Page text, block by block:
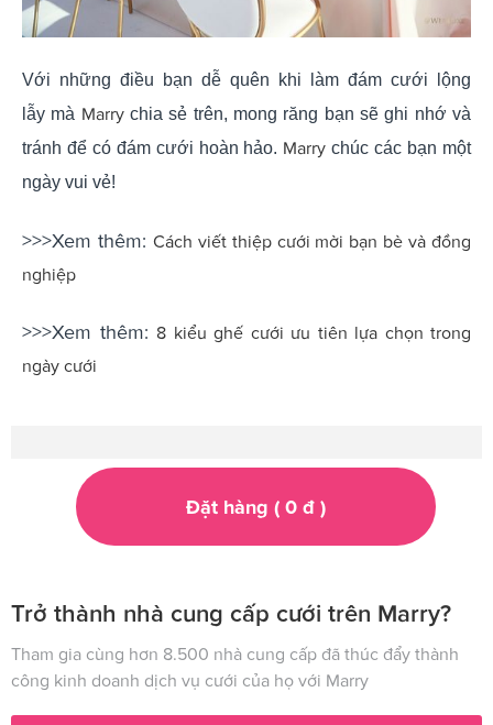
Với những điều bạn dễ quên khi làm đám cưới lộng
lẫy mà Marrychia sẻ trên, mong răng bạn sẽ ghi nhớ và
tránh để có đám cưới hoàn hảo. Marry chúc các bạn một
ngày vui vẻ!
>>>Xem thêm: Cách viết thiệp cưới mời bạn bè và đồng
nghiệp
>>>Xem thêm: 8 kiểu ghế cưới ưu tiên lựa chọn trong
ngày cưới
Đặt hàng ( 0đ )
Trở thành nhà cung cấp cưới trên Marry?
Tham gia cùng hơn 8.500 nhà cung cấp đã thúc đẩy thành
công kinh doanh dịch vụ cưới của họ với Marry